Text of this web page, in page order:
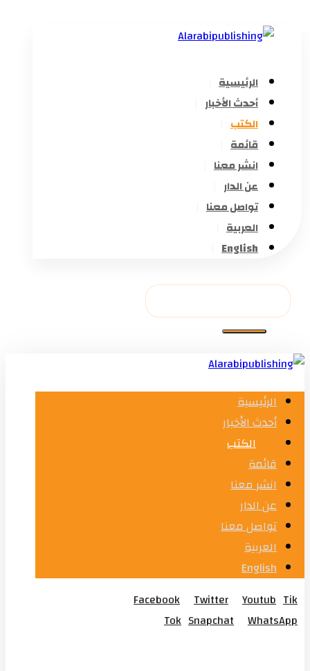
الرئيسية
أحدث الأخبار
الكتب
قائمة
انشر معنا
عن الدار
تواصل معنا
العربية
English
الرئيسية
أحدث الأخبار
الكتب
قائمة
انشر معنا
عن الدار
تواصل معنا
العربية
English
Facebook
Twitter Youtub Tik
Tok Snapchat
WhatsApp